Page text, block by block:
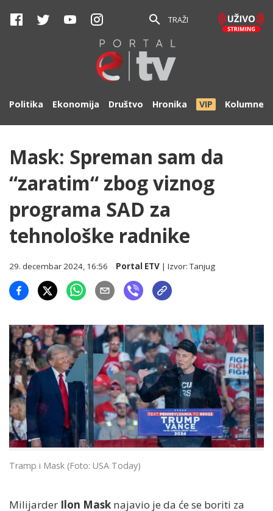
TRAŽI
Politika Ekonomija Društvo Hronika VIP Kolumne
Mask: Spreman sam da
“zaratim“ zbog viznog
programa SAD za
tehnološke radnike
29. decembar 2024, 16:56 Portal ETV | Izvor:Tanjug
Tramp i Mask (Foto: USA Today)
Milijarder Ilon Mask najavio je da će se boriti za